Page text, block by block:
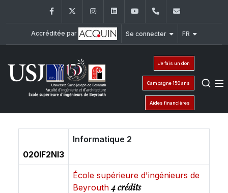
FacebookTwitter InstagramLinkedInYouTube+961 (1) 421 317
Accréditée par Se connecter FR
Je fais un don
Campagne 150 ans
Aides financières
020IF2NI3
Informatique 2
École supérieure d'ingénieurs de
Beyrouth4 crédits